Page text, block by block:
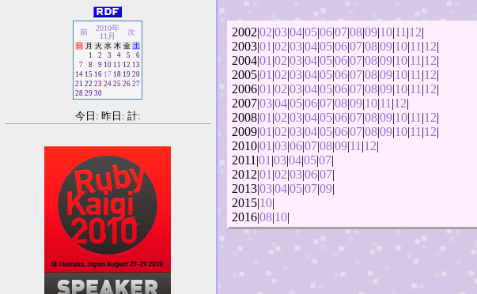
2002|02|03|04|05|06|07|08|09|10|11 |12|
2003|01 |02|03|04|05|06|07|08|09|10|11 |12|
2004|01 |02|03|04|05|06|07|08|09|10|11 |12|
2005|01 |02|03|04|05|06|07|08|09|10|11 |12|
2006|01 |02|03|04|05|06|07|08|09|10|11 |12|
2007|03|04|05|06|07|08|09|10|11 |12|
2008|01 |02|03|04|05|06|07|08|09|10|11 |12|
2009|01 |02|03|04|05|06|07|08|09|10|11 |12|
2010|01 |03|06|07|08|09|11 |12|
2011|01 |03|04|05|07|
2012|01 |02|03|06|07|
2013|03|04|05|07|09|
2015|10|
2016|08|10|
前
2010年
11月
次
日 月 火 水 木 金 土
1
2 3 4 5
6
7
8 9 10 11 12 13
14 15 16 17 18 19 20
21 22 23 24 25 26 27
28 29 30
今日: 昨日: 計: